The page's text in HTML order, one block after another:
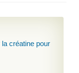
la créatine pour